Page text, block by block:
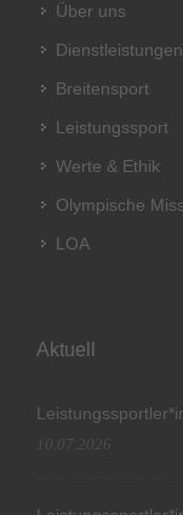
Über uns
Dienstleistungen
Breitensport
Leistungssport
Werte & Ethik
Olympische
LOA
Aktuell
10.07.2026